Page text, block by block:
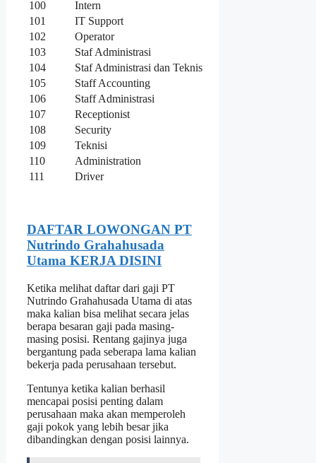
100
Intern
101
IT Support
102
Operator
103
Staf Administrasi
104
Staf Administrasi dan Teknis
105
Staff Accounting
106
Staff Administrasi
107
Receptionist
108
Security
109
Teknisi
110
Administration
111
Driver
DAFTAR LOWONGAN PT
Nutrindo Grahahusada
Utama KERJA DISINI
Ketika melihat daftar dari gaji PT
Nutrindo Grahahusada Utama di atas
maka kalian bisa melihat secara jelas
berapa besaran gaji pada masing-
masing posisi. Rentang gajinya juga
bergantung pada seberapa lama kalian
bekerja pada perusahaan tersebut.
Tentunya ketika kalian berhasil
mencapai posisi penting dalam
perusahaan maka akan memperoleh
gaji pokok yang lebih besar jika
dibandingkan dengan posisi lainnya.